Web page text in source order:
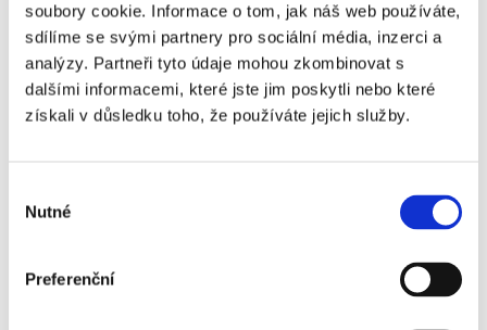
soubory cookie. Informace o tom, jak náš web používáte,
sdílíme se svými partnery pro sociální média, inzerci a
analýzy. Partneři tyto údaje mohou zkombinovat s
dalšími informacemi, které jste jim poskytli nebo které
získali v důsledku toho, že používáte jejich služby.
souhlasu
Nutné
Preferenční
Parkoviště Veveří 46/ 140
Parking u Janáčkova divadla 250/ 399